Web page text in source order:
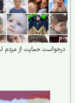
حمایت از مردم لبنان